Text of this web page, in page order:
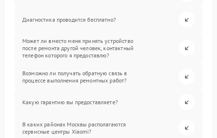
Диагностика проводится бесплатно?
Может ли вместо меня принять устройство
после ремонта другой человек, контактный
телефон которого я предоставлю?
Возможно ли получать обратную связь в
процессе выполнения ремонтных работ?
Какую гарантию вы предоставляете?
В каких районах Москвы располагаются
сервисные центры Xiaomi?